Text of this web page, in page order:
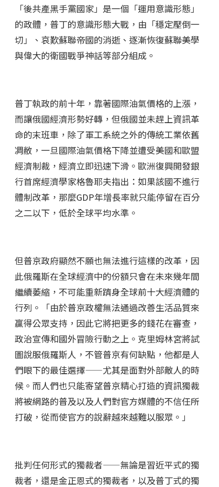
「後共產黑手黨國家」是一個「運用意識形態」
的政體，普丁的意識形態大戰，由「穩定壓倒一
切」、哀歎蘇聯帝國的消逝、逐漸恢復蘇聯美學
與偉大的衛國戰爭神話等部分組成。
普丁執政的前十年，靠著國際油氣價格的上漲，
而讓俄國經濟形勢好轉，但俄國並未趕上資訊革
命的末班車，除了軍工系統之外的傳統工業依舊
凋敝，一旦國際油氣價格下降並遭受美國和歐盟
經濟制裁，經濟立即迅速下滑。歐洲復興開發銀
行首席經濟學家格魯耶夫指出：如果該國不進行
體制改革，那麼GDP年增長率就只能停留在百分
之二以下，低於全球平均水準。
但普京政府顯然不願也無法進行這樣的改革，因
此俄羅斯在全球經濟中的份額只會在未來幾年間
繼續萎縮，不可能重新躋身全球前十大經濟體的
行列。「由於普京政權無法通過改善生活品質來
贏得公眾支持，因此它將把更多的錢花在審查，
政治宣傳和國外冒險行動之上。克里姆林宮將試
圖說服俄羅斯人，不管普京有何缺點，他都是人
們眼下的最佳選擇——尤其是面對外部敵人的時
候。而人們也只能寄望普京精心打造的資訊獨裁
將被網路的普及以及人們對官方媒體的不信任所
打破，從而使官方的說辭越來越難以服眾。」
批判任何形式的獨裁者——無論是習近平式的獨
裁者，還是金正恩式的獨裁者，以及普丁式的獨